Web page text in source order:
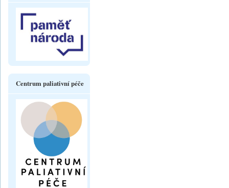
Centrum paliativní péče